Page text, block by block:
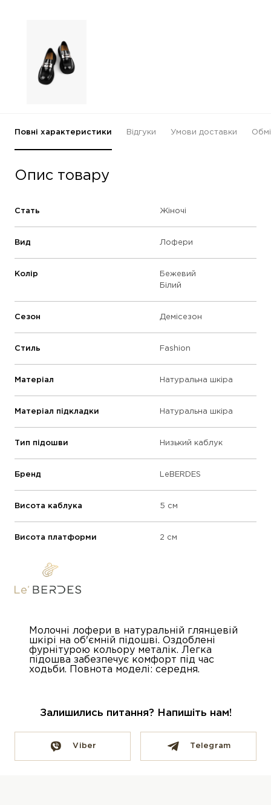
Повні характеристики Відгуки Умови доставки
Опис товару
Стать Жіночі
Вид Лофери
Колір
Бежевий
Білий
Сезон Демісезон
Стиль Fashion
Матеріал Натуральна шкіра
Матеріал підкладки Натуральна шкіра
Тип підошви Низький каблук
Бренд LeBERDES
Висота каблука 5 см
Висота платформи 2 см
Молочні лофери в натуральній глянцевій
шкірі на об'ємній підошві. Оздоблені
фурнітурою кольору металік. Легка
підошва забезпечує комфорт під час
ходьби. Повнота моделі: середня.
Залишились питання? Напишіть нам!
Viber Telegram